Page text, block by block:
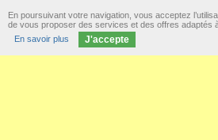
En poursuivant votre navigation, vous acceptez
de vous proposer des services et des offres adaptés
En savoir plus
J'accepte